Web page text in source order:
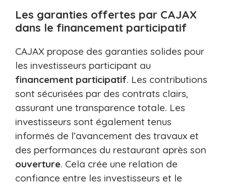
Les garanties offertes par CAJAX
dans le financement participatif
CAJAX propose des garanties solides pour
les investisseurs participant au
financement participatif. Les contributions
sont sécurisées par des contrats clairs,
assurant une transparence totale. Les
investisseurs sont également tenus
informés de l’avancement des travaux et
des performances du restaurant après son
ouverture. Cela crée une relation de
confiance entre les investisseurs et le